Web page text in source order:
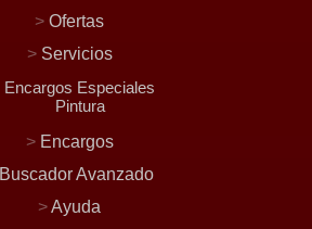
> Ofertas
> Servicios
Encargos Especiales
Pintura
> Encargos
Buscador Avanzado
>Ayuda